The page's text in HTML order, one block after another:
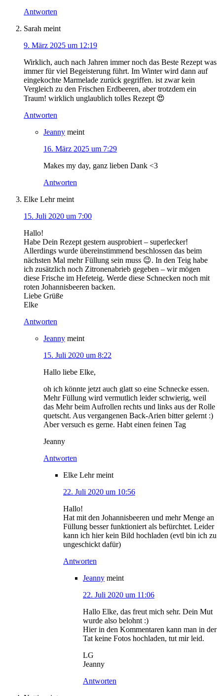
Antworten
Sarah meint
9. März 2025 um 12:19
Wirklich, auch nach Jahren immer noch das Beste Rezept was
immer für viel Begeisterung führt. Im Winter wird dann auf
eingekochte Marmelade zurück gegriffen. ist zwar kein
Vergleich zu den Frischen Erdbeeren, aber trotzdem ein
Traum! wirklich unglaublich tolles Rezept 😍
Antworten
Jeanny meint
16. März 2025 um 7:29
Makes my day, ganz lieben Dank <3
Antworten
Elke Lehr meint
15. Juli 2020 um 7:00
Hallo!
Habe Dein Rezept gestern ausprobiert – superlecker!
Allerdings wurde übereinstimmend beschlossen das beim
nächsten Mal mehr Füllung sein muss 😉. In den Teig habe
ich zusätzlich noch Zitronenabrieb gegeben – wir mögen
diese Frische im Hefeteig. Werde diese Schnecken noch mit
roten Johannisbeeren backen.
Liebe Grüße
Elke
Antworten
Jeanny meint
15. Juli 2020 um 8:22
Hallo liebe Elke,
oh ich könnte jetzt auch glatt so eine Schnecke essen.
Mehr Füllung wird vermutlich leider schwierig, weil
das Mehr beim Aufrollen rechts und links aus der Rolle
quetscht. Aus vergangenen Back-Arien bitter gelernt :)
Aber versuch es gerne. Habt einen feinen Tag
Jeanny
Antworten
Elke Lehr meint
22. Juli 2020 um 10:56
Hallo!
Hat mit den Johannisbeeren und mehr Menge an
Füllung besser funktioniert als befürchtet. Leider
kann ich hier kein Bild hochladen (evtl bin ich zu
ungeschickt dafür)
Antworten
Jeanny meint
22. Juli 2020 um 11:06
Hallo Elke, das freut mich sehr. Dein Mut
wurde also belohnt :)
Hier in den Kommentaren kann man in der
Tat keine Fotos hochladen, tut mir leid.
LG
Jeanny
Antworten